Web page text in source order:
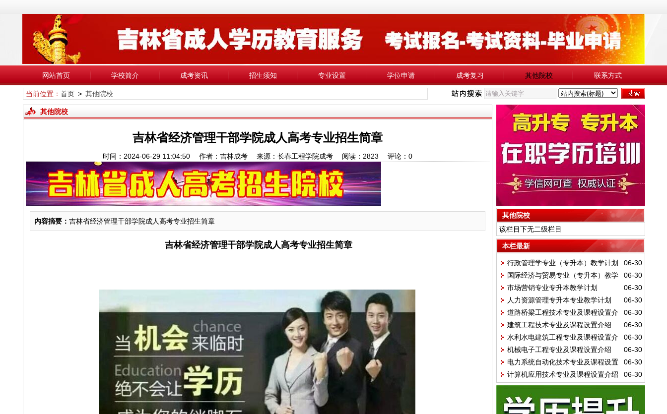
网站首页 学校简介 成考资讯 招生须知 专业设置 学位申请 成考复习 其他院校 联系方式
当前位置： 首页> 其他院校
其他院校
吉林省经济管理干部学院成人高考专业招生简章
时间：2024-06-29 11:04:50 作者：吉林成考 来源：长春工程学院成考 阅读： 2823 评论： 0
内容摘要： 吉林省经济管理干部学院成人高考专业招生简章
吉林省经济管理干部学院成人高考专业招生简章
其他院校
该栏目下无二级栏目
本栏最新
06-30
行政管理学专业（专升本）教学计划
06-30
国际经济与贸易专业（专升本）教学
计划
06-30
市场营销专业专升本教学计划
06-30
人力资源管理专升本专业教学计划
06-30
道路桥梁工程技术专业及课程设置介
绍
06-30
建筑工程技术专业及课程设置介绍
06-30
水利水电建筑工程专业及课程设置介
绍
06-30
机械电子工程专业及课程设置介绍
06-30
电力系统自动化技术专业及课程设置
介绍
06-30
计算机应用技术专业及课程设置介绍